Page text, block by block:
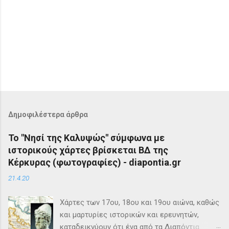
Δημοφιλέστερα άρθρα
Το "Νησί της Καλυψώς" σύμφωνα με
ιστορικούς χάρτες βρίσκεται ΒΔ της
Κέρκυρας (φωτογραφίες) - diapontia.gr
21.4.20
Χάρτες των 17ου, 18ου και 19ου αιώνα, καθώς
και μαρτυρίες ιστορικών και ερευνητών,
καταδεικνύουν ότι ένα από τα Διαπόντια